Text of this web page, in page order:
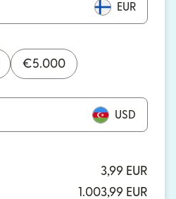
EUR
€5.000
USD
3,99 EUR
1.003,99 EUR